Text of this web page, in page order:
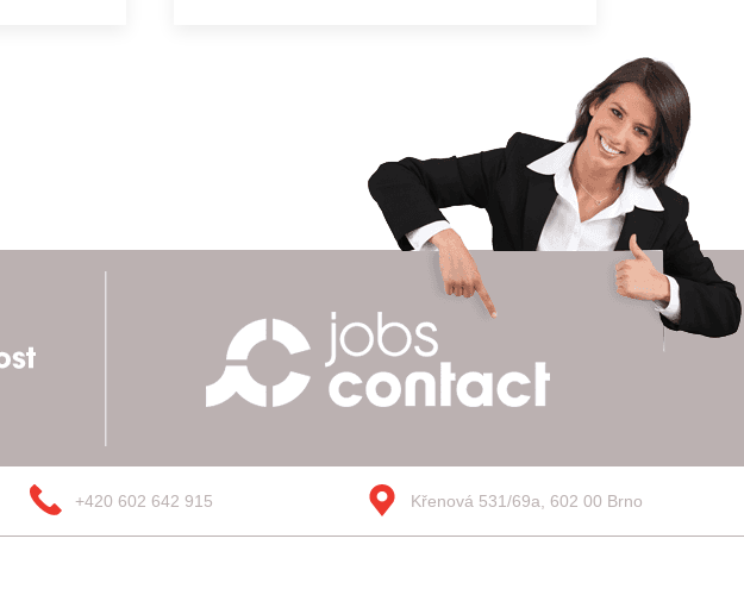
+420 602 642 915 Křenová 531/69a, 602 00 Brno